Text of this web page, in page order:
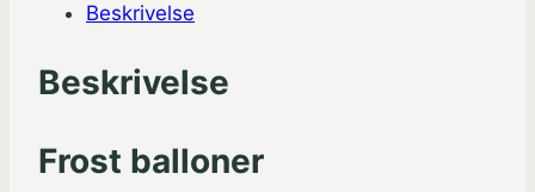
Beskrivelse
Beskrivelse
Frost balloner